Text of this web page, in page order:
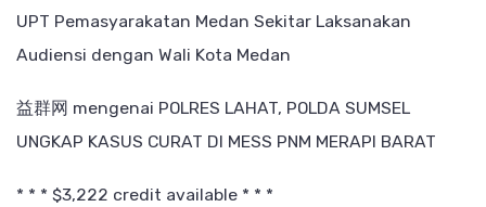
UPT Pemasyarakatan Medan Sekitar Laksanakan
Audiensi dengan Wali Kota Medan
益群网 mengenai POLRES LAHAT, POLDA SUMSEL
UNGKAP KASUS CURAT DI MESS PNM MERAPI BARAT
* * * $3,222 credit available * * *